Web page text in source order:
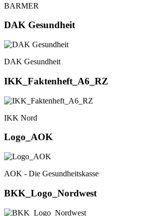
BARMER
DAK Gesundheit
DAK Gesundheit
IKK_Faktenheft_A6_RZ
IKK Nord
Logo_AOK
AOK - Die Gesundheitskasse
BKK_Logo_Nordwest